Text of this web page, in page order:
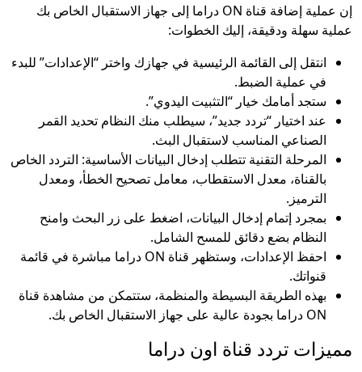
إن عملية إضافة قناة ON دراما إلى جهاز الاستقبال الخاص بك
عملية سهلة ودقيقة، إليك الخطوات:
انتقل إلى القائمة الرئيسية في جهازك واختر “الإعدادات” للبدء
في عملية الضبط.
ستجد أمامك خيار “التثبيت اليدوي”.
عند اختيار “تردد جديد”، سيطلب منك النظام تحديد القمر
الصناعي المناسب لاستقبال البث.
المرحلة التقنية تتطلب إدخال البيانات الأساسية: التردد الخاص
بالقناة، معدل الاستقطاب، معامل تصحيح الخطأ، ومعدل
الترميز.
بمجرد إتمام إدخال البيانات، اضغط على زر البحث وامنح
النظام بضع دقائق للمسح الشامل.
احفظ الإعدادات، وستظهر قناة ON دراما مباشرة في قائمة
قنواتك.
بهذه الطريقة البسيطة والمنظمة، ستتمكن من مشاهدة قناة
ON دراما بجودة عالية على جهاز الاستقبال الخاص بك.
مميزات تردد قناة اون دراما